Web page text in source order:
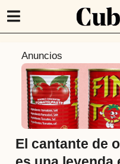
t
Anuncios
El cantante de